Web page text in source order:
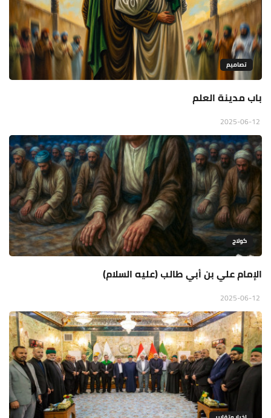
تصاميم
باب مدينة العلم
كولاج
الإمام علي بن أبي طالب (عليه السلام)